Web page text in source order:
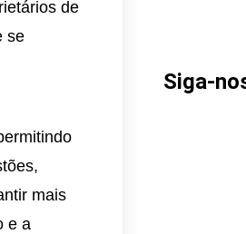
de
se
mais
e a
Siga-